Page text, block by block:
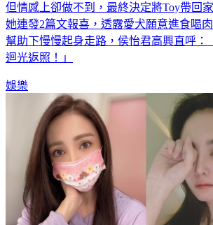
但情感上卻做不到，最終決定將Toy帶回
她連發2篇文報喜，透露愛犬願意進食喝
幫助下慢慢起身走路，侯怡君高興直呼：
迴光返照！」
娛樂